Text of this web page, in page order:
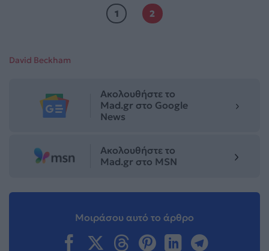
1 2
David Beckham
Ακολουθήστε το
Mad.gr στο Google
News
Ακολουθήστε το
Mad.gr στο MSN
Μοιράσου αυτό το άρθρο